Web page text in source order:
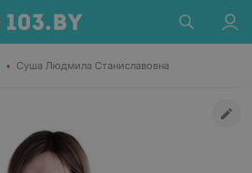
• Суша Людмила Станиславовна